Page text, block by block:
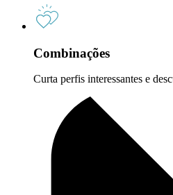
Combinações
Curta perfis interessantes e